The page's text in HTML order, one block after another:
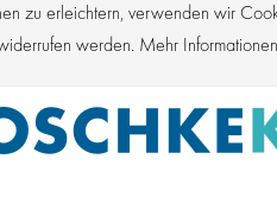
zu erleichtern, verwenden wir
werden. Mehr